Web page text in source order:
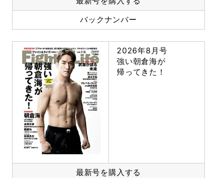
バックナンバー
2026年8月号
強い朝倉海が
帰ってきた！
最新号を購入する